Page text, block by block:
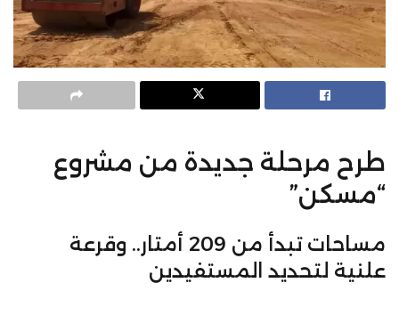
طرح مرحلة جديدة من مشروع
“مسكن”
مساحات تبدأ من 209 أمتار.. وقرعة
علنية لتحديد المستفيدين